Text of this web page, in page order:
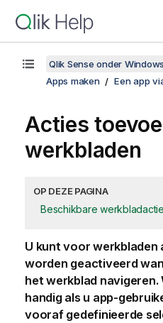
Qlik Sense onder
Apps maken
Een app
Acties
werkbladen
OP DEZE PAGINA
Beschikbare
U kunt voor werkbladen
worden geactiveerd
het werkblad navigeren.
handig als u app-
vooraf gedefinieerde